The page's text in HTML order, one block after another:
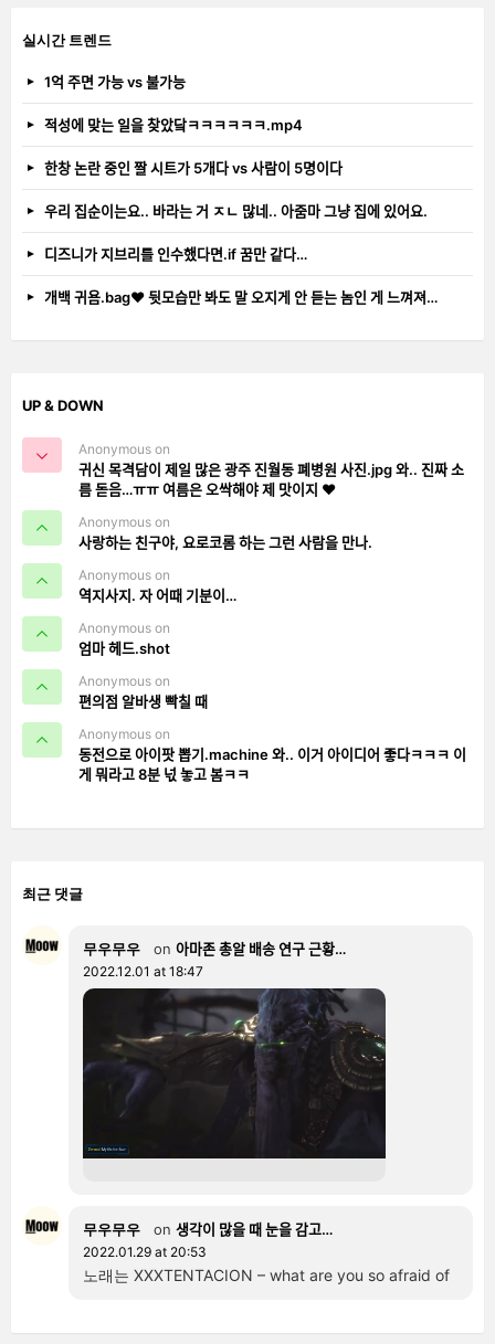
실시간 트렌드
1억 주면 가능 vs 불가능
적성에 맞는 일을 찾았닼ㅋㅋㅋㅋㅋㅋ.mp4
한창 논란 중인 짤 시트가 5개다 vs 사람이 5명이다
우리 집순이는요.. 바라는 거 ㅈㄴ 많네.. 아줌마 그냥 집에 있어요.
디즈니가 지브리를 인수했다면.if 꿈만 같다…
개백 귀욤.bag❤️ 뒷모습만 봐도 말 오지게 안 듣는 놈인 게 느껴져…
UP & DOWN
Anonymous on
귀신 목격담이 제일 많은 광주 진월동 폐병원 사진.jpg 와.. 진짜 소
름 돋음…ㅠㅠ 여름은 오싹해야 제 맛이지 ❤️
Anonymous on
사랑하는 친구야, 요로코롬 하는 그런 사람을 만나.
Anonymous on
역지사지. 자 어때 기분이…
Anonymous on
엄마 헤드.shot
Anonymous on
편의점 알바생 빡칠 때
Anonymous on
동전으로 아이팟 뽑기.machine 와.. 이거 아이디어 좋다ㅋㅋㅋ 이
게 뭐라고 8분 넋 놓고 봄ㅋㅋ
최근 댓글
무우무우 on 아마존 총알 배송 연구 근황…
2022.12.01 at 18:47
무우무우 on 생각이 많을 때 눈을 감고…
2022.01.29 at 20:53
노래는 XXXTENTACION – what are you so afraid of